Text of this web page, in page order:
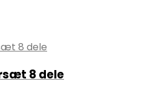
8 dele